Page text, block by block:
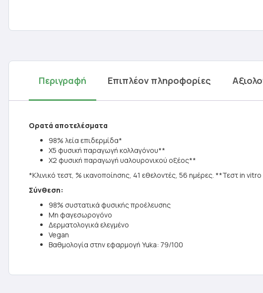
Περιγραφή Επιπλέον πληροφορίες
Ορατά αποτελέσματα
98% λεία επιδερμίδα*
X5 φυσική παραγωγή κολλαγόνου**
X2 φυσική παραγωγή υαλουρονικού οξέος**
*Κλινικό τεστ, % ικανοποίησης, 41 εθελοντές, 56 ημέρες. **Τεστ in
Σύνθεση:
98% συστατικά φυσικής προέλευσης
Μη φαγεσωρογόνο
Δερματολογικά ελεγμένο
Vegan
Βαθμολογία στην εφαρμογή Yuka: 79/100